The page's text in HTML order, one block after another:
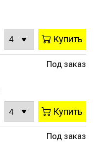
Купить
Под заказ
Купить
Под заказ